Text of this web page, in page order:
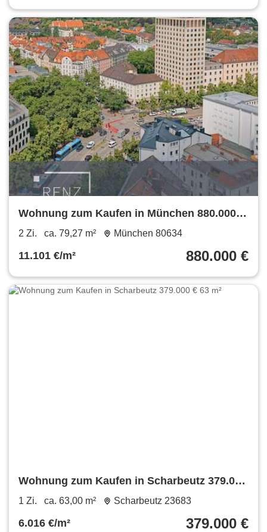
Wohnung zum Kaufen in München 880.000 €
79.27 m²
2 Zi. ca. 79,27 m² München 80634
11.101 €/m² 880.000 €
Wohnung zum Kaufen in Scharbeutz 379.000
€ 63 m²
1 Zi. ca. 63,00 m² Scharbeutz 23683
6.016 €/m² 379.000 €